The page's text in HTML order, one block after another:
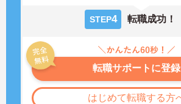
STEP4 転職成功！
転職サポートに登録
はじめて転職する方